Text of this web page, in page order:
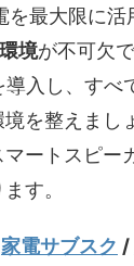
最大限に活
境が不可欠
入し、すべ
を整えまし
ートスピー
す。
家電サブスク /